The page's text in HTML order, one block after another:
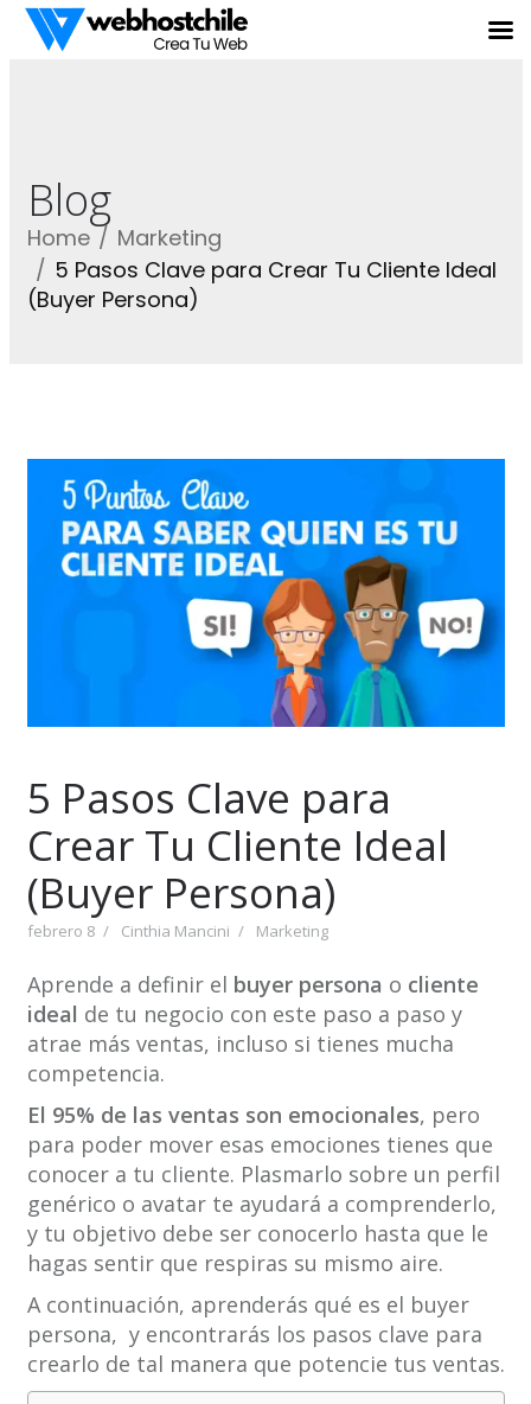
Blog
Home
Marketing
5 Pasos Clave para Crear Tu Cliente Ideal
(Buyer Persona)
5 Pasos Clave para
Crear Tu Cliente Ideal
(Buyer Persona)
febrero 8 Cinthia Mancini Marketing
Aprende a definir el buyer persona o cliente
ideal de tu negocio con este paso a paso y
atrae más ventas, incluso si tienes mucha
competencia.
El 95% de las ventas son emocionales, pero
para poder mover esas emociones tienes que
conocer a tu cliente. Plasmarlo sobre un perfil
genérico o avatar te ayudará a comprenderlo,
y tu objetivo debe ser conocerlo hasta que le
hagas sentir que respiras su mismo aire.
A continuación, aprenderás qué es el buyer
persona, y encontrarás los pasos clave para
crearlo de tal manera que potencie tus ventas.